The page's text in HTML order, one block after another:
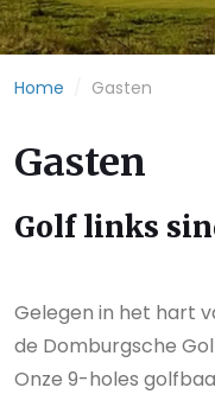
Home Gasten
Gasten
Golf links
Gelegen in het hart
de Domburgsche
Onze 9-holes